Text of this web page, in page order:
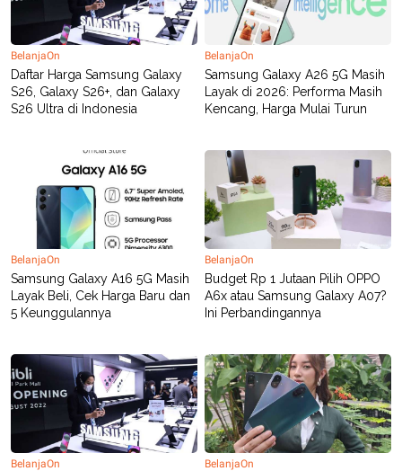
BelanjaOn
Daftar Harga Samsung Galaxy
S26, Galaxy S26+, dan Galaxy
S26 Ultra di Indonesia
BelanjaOn
Samsung Galaxy A26 5G Masih
Layak di 2026: Performa Masih
Kencang, Harga Mulai Turun
BelanjaOn
Samsung Galaxy A16 5G Masih
Layak Beli, Cek Harga Baru dan
5 Keunggulannya
BelanjaOn
Budget Rp 1 Jutaan Pilih OPPO
A6x atau Samsung Galaxy A07?
Ini Perbandingannya
BelanjaOn BelanjaOn